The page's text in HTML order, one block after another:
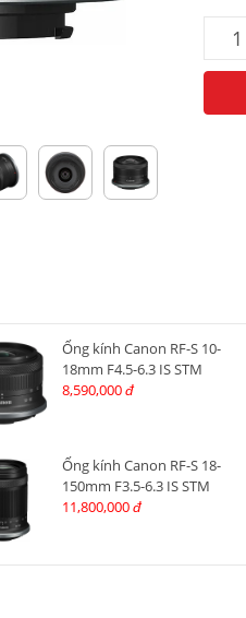
Ống kính Canon RF-S 10-
18mm F4.5-6.3 IS STM
8,590,000 đ
Ống kính Canon RF-S 18-
150mm F3.5-6.3 IS STM
11,800,000 đ